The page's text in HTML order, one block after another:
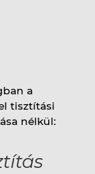
a
tisztítási
nélkül: